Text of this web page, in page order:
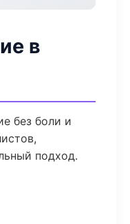
в
без боли и
подход.